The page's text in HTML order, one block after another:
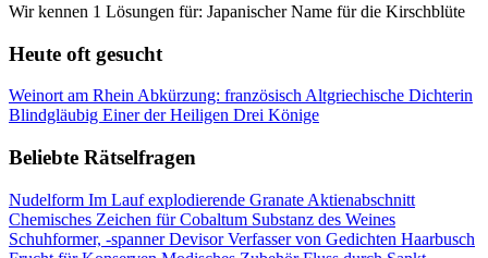
Wir kennen 1 Lösungen für: Japanischer Name für die Kirschblüte
Heute oft gesucht
Weinort am Rhein Abkürzung: französisch Altgriechische Dichterin
Blindgläubig Einer der Heiligen Drei Könige
Beliebte Rätselfragen
Nudelform Im Lauf explodierende Granate Aktienabschnitt
Chemisches Zeichen für Cobaltum Substanz des Weines
Schuhformer, -spannerDevisorVerfasser von Gedichten Haarbusch